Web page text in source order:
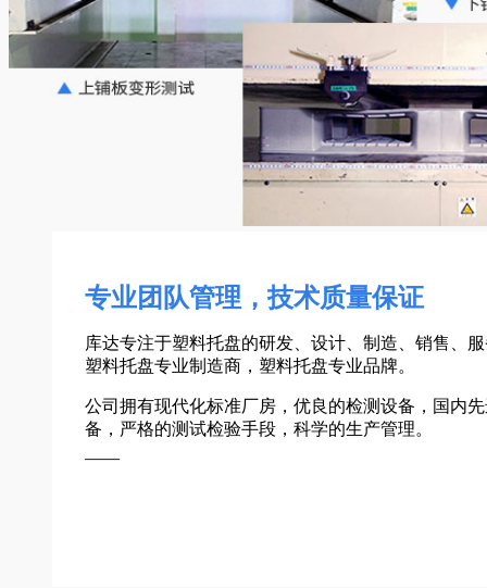
专业团队管理，技术质量保证
库达专注于塑料托盘的研发、设计、制造、销售、
塑料托盘专业制造商，塑料托盘专业品牌。
公司拥有现代化标准厂房，优良的检测设备，国内
备，严格的测试检验手段，科学的生产管理。
——